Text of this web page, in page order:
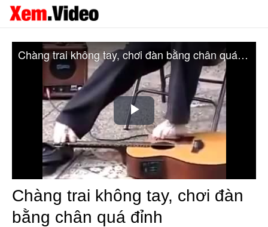
Play
Video
Chàng trai không tay, chơi đàn bằng chân quá đỉnh
Chàng trai không tay, chơi đàn
bằng chân quá đỉnh